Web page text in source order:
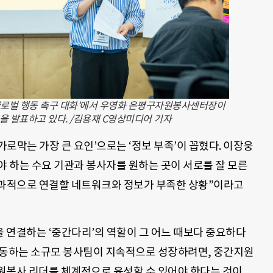
벌 행동 촉구 대화’에서 우영화 은평구자원봉사센터장이
발표하고 있다. /김용재 C영상미디어 기자
막는 가장 큰 요인’으로는 ‘정보 부족’이 꼽혔다. 이장웅
하는 수요 기관과 봉사자를 원하는 곳이 서로를 잘 모른
적으로 연결할 네트워크와 정보가 부족한 상황”이라고
결하는 ‘중간다리’의 역할이 그 어느 때보다 중요하다
하는 소규모 봉사팀이 지속적으로 성장하려면, 중간지원